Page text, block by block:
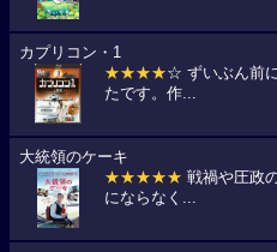
カプリコン・1
★★★★☆ ずいぶん前
たです。作...
大統領のケーキ
★★★★★ 戦禍や圧政
にならなく...